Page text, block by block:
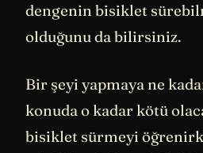
dengenin bisiklet
olduğunu da bilirsiniz.
Bir şeyi yapmaya ne
konuda o kadar kötü
bisiklet sürmeyi